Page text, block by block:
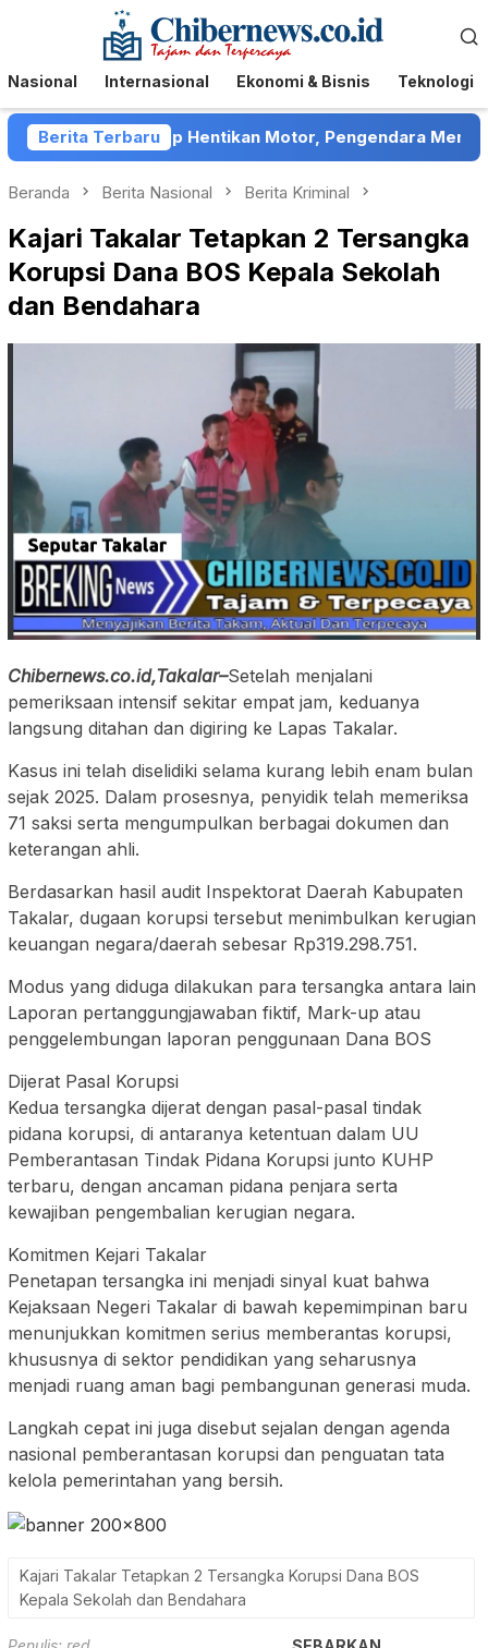
Menu
Mobile
Nasional Internasional Ekonomi & Bisnis Teknologi
Berita Terbaru
Sumenep Hentikan Motor, Pengendara Mengaku
Beranda Berita Nasional Berita Kriminal
Kajari Takalar Tetapkan 2 Tersangka
Korupsi Dana BOS Kepala Sekolah
dan Bendahara
Chibernews.co.id,Takalar–Setelah menjalani
pemeriksaan intensif sekitar empat jam, keduanya
langsung ditahan dan digiring ke Lapas Takalar.
Kasus ini telah diselidiki selama kurang lebih enam bulan
sejak 2025. Dalam prosesnya, penyidik telah memeriksa
71 saksi serta mengumpulkan berbagai dokumen dan
keterangan ahli.
Berdasarkan hasil audit Inspektorat Daerah Kabupaten
Takalar, dugaan korupsi tersebut menimbulkan kerugian
keuangan negara/daerah sebesar Rp319.298.751.
Modus yang diduga dilakukan para tersangka antara lain
Laporan pertanggungjawaban fiktif, Mark-up atau
penggelembungan laporan penggunaan Dana BOS
Dijerat Pasal Korupsi
Kedua tersangka dijerat dengan pasal-pasal tindak
pidana korupsi, di antaranya ketentuan dalam UU
Pemberantasan Tindak Pidana Korupsi junto KUHP
terbaru, dengan ancaman pidana penjara serta
kewajiban pengembalian kerugian negara.
Komitmen Kejari Takalar
Penetapan tersangka ini menjadi sinyal kuat bahwa
Kejaksaan Negeri Takalar di bawah kepemimpinan baru
menunjukkan komitmen serius memberantas korupsi,
khususnya di sektor pendidikan yang seharusnya
menjadi ruang aman bagi pembangunan generasi muda.
Langkah cepat ini juga disebut sejalan dengan agenda
nasional pemberantasan korupsi dan penguatan tata
kelola pemerintahan yang bersih.
Kajari Takalar Tetapkan 2 Tersangka Korupsi Dana BOS
Kepala Sekolah dan Bendahara